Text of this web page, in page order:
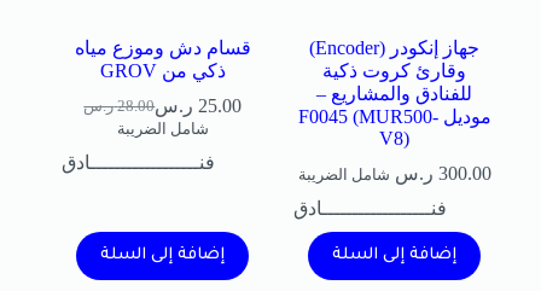
جهاز إنكودر (Encoder)
وقارئ كروت ذكية
للفنادق والمشاريع –
موديل F0045 (MUR500-
V8)
300.00 ر.س شامل الضريبة
فنــــــــــــــــــادق
إضافة إلى السلة
قسام دش وموزع مياه
ذكي من GROV
28.00 ر.س 25.00 ر.س
شامل الضريبة
فنــــــــــــــــــادق
إضافة إلى السلة